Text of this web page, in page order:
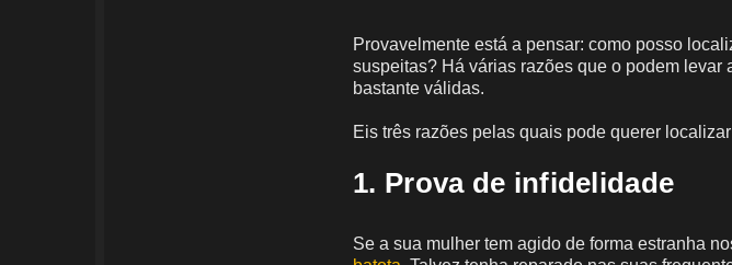
Provavelmente está a pensar: como posso
suspeitas? Há várias razões que o podem
bastante válidas.
Eis três razões pelas quais pode querer
1. Prova de infidelidade
Se a sua mulher tem agido de forma estranha